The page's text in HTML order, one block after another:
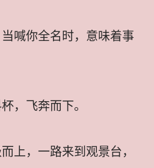
喊你全名时，意味着事
，飞奔而下。
上，一路来到观景台，